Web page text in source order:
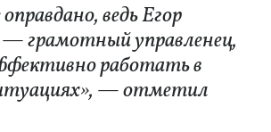
ведь Егор
грамотный управленец,
работать в
— отметил